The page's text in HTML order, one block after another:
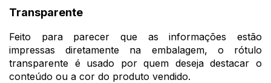
Transparente
Feito para parecer que as informações estão
impressas diretamente na embalagem, o rótulo
transparente é usado por quem deseja destacar o
conteúdo ou a cor do produto vendido.